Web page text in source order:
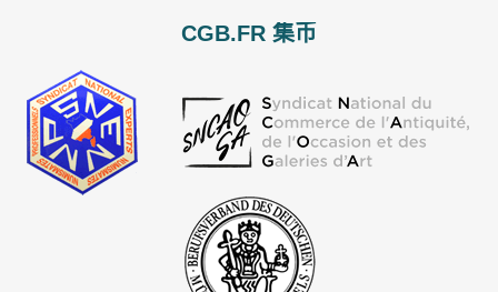
CGB.FR 集币